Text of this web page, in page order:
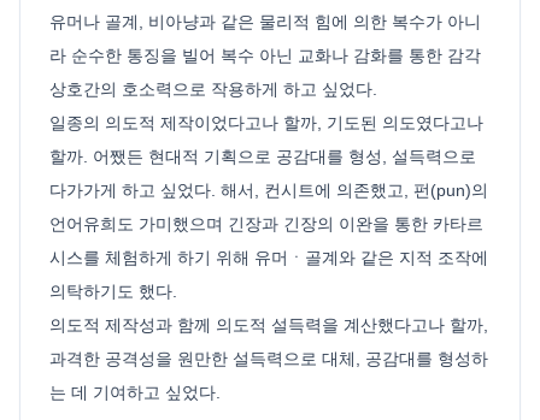
유머나 골계, 비아냥과 같은 물리적 힘에 의한 복수가 아니
라 순수한 통징을 빌어 복수 아닌 교화나 감화를 통한 감각
상호간의 호소력으로 작용하게 하고 싶었다.
일종의 의도적 제작이었다고나 할까, 기도된 의도였다고나
할까. 어쨌든 현대적 기획으로 공감대를 형성, 설득력으로
다가가게 하고 싶었다. 해서, 컨시트에 의존했고, 펀(pun)의
언어유희도 가미했으며 긴장과 긴장의 이완을 통한 카타르
시스를 체험하게 하기 위해 유머ㆍ골계와 같은 지적 조작에
의탁하기도 했다.
의도적 제작성과 함께 의도적 설득력을 계산했다고나 할까,
과격한 공격성을 원만한 설득력으로 대체, 공감대를 형성하
는 데 기여하고 싶었다.